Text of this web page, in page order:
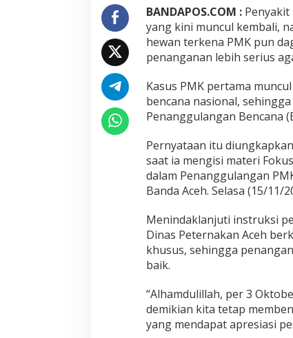
BANDAPOS.COM :Penyakit
yang kini muncul kembali,
hewan terkena PMK pun
penanganan lebih serius
Kasus PMK pertama
bencana nasional,
Penanggulangan Bencana
Pernyataan itu
saat ia mengisi materi
dalam Penanggulangan
Banda Aceh. Selasa (15/11/
Menindaklanjuti instruksi
Dinas Peternakan Aceh
khusus, sehingga
baik.
“Alhamdulillah, per 3
demikian kita tetap
yang mendapat apresiasi